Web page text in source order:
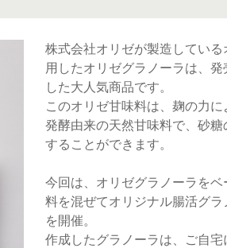
株式会社オリゼが製造してい
用したオリゼグラノーラは、
した大人気商品です。
このオリゼ甘味料は、麹の力
発酵由来の天然甘味料で、砂
することができます。
今回は、オリゼグラノーラを
料を混ぜてオリジナル腸活グ
を開催。
作成したグラノーラは、ご自宅